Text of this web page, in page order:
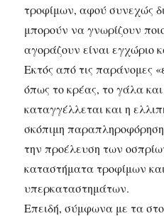
τροφίμων, αφού συνεχώς
μπορούν να γνωρίζουν
αγοράζουν είναι εγχώριο
Εκτός από τις παράνομες
όπως το κρέας, το γάλα
καταγγέλλεται και η
σκόπιμη
την προέλευση των
καταστήματα τροφίμων
υπερκαταστημάτων.
Επειδή, σύμφωνα με τα